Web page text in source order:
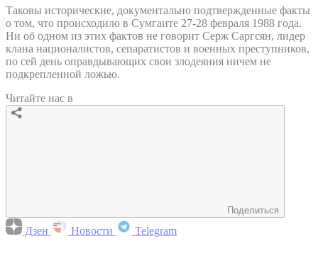
Таковы исторические, документально подтвержденные факты
о том, что происходило в Сумгаите 27-28 февраля 1988 года.
Ни об одном из этих фактов не говорит Серж Саргсян, лидер
клана националистов, сепаратистов и военных преступников,
по сей день оправдывающих свои злодеяния ничем не
подкрепленной ложью.
Читайте нас в
Поделиться
Дзен Новости Telegram